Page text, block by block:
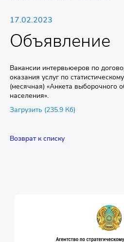
17.02.2023
Объявление
Вакансии интервьюеров по
оказания услуг по
(месячная) «Анкета выборочного
населения».
Загрузить (235.9 Кб)
Возврат к списку